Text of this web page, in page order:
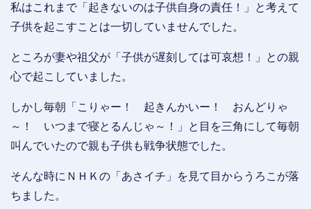
私はこれまで「起きないのは子供自身の責任！」と考えて
子供を起こすことは一切していませんでした。
ところが妻や祖父が「子供が遅刻しては可哀想！」との親
心で起こしていました。
しかし毎朝「こりゃー！ 起きんかいー！ おんどりゃ
～！ いつまで寝とるんじゃ～！」と目を三角にして毎朝
叫んでいたので親も子供も戦争状態でした。
そんな時にＮＨＫの「あさイチ」を見て目からうろこが落
ちました。